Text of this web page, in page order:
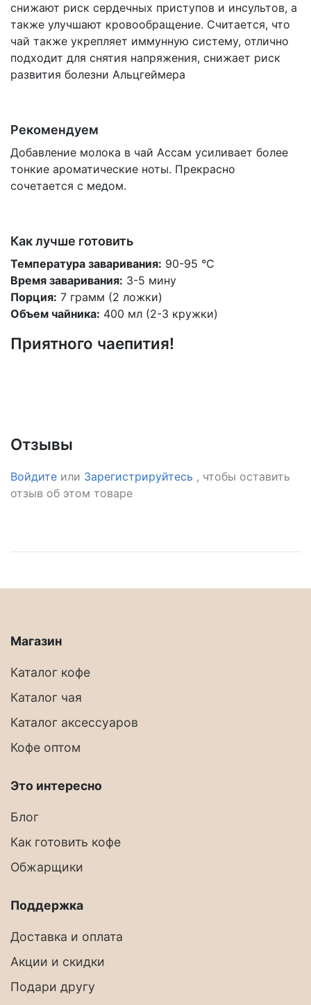
снижают риск сердечных приступов и инсультов, а
также улучшают кровообращение. Считается, что
чай также укрепляет иммунную систему, отлично
подходит для снятия напряжения, снижает риск
развития болезни Альцгеймера
Рекомендуем
Добавление молока в чай Ассам усиливает более
тонкие ароматические ноты. Прекрасно
сочетается с медом.
Как лучше готовить
Температура заваривания: 90-95 °С
Время заваривания: 3-5 мину
Порция: 7 грамм (2 ложки)
Объем чайника: 400 мл (2-3 кружки)
Приятного чаепития!
Отзывы
Войдите или Зарегистрируйтесь , чтобы оставить
отзыв об этом товаре
Магазин
Каталог кофе
Каталог чая
Каталог аксессуаров
Кофе оптом
Это интересно
Блог
Как готовить кофе
Обжарщики
Поддержка
Доставка и оплата
Акции и скидки
Подари другу